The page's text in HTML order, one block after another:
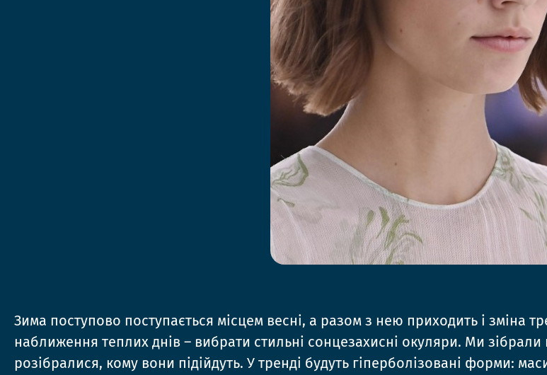
Зима поступово поступається місцем весні, а разом з нею приходить і зміна
наближення теплих днів – вибрати стильні сонцезахисні окуляри. Ми
розібралися, кому вони підійдуть. У тренді будуть гіперболізовані форми: